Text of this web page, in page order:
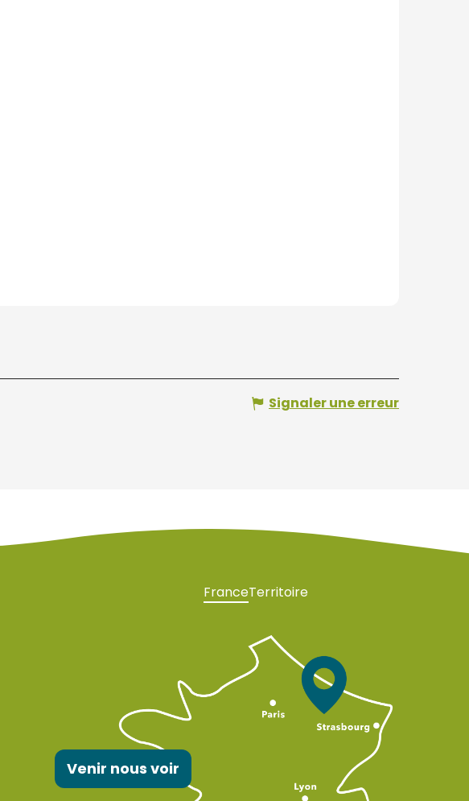
Signaler une erreur
FranceTerritoire
Venir nous voir